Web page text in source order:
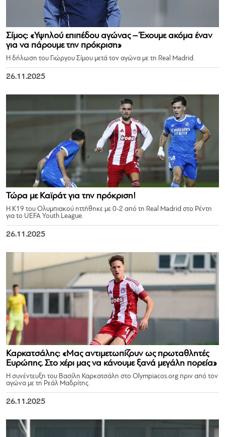
Σίμος: «Υψηλού επιπέδου αγώνας – Έχουμε ακόμα έναν
για να πάρουμε την πρόκριση»
Η δήλωση του Γιώργου Σίμου μετά τον αγώνα με τη Real Madrid.
26.11.2025
Τώρα με Καϊράτ για την πρόκριση!
Η Κ19 του Ολυμπιακού ηττήθηκε με 0-2 από τη Real Madrid στο Ρέντη
για το UEFA Youth League.
26.11.2025
Καρκατσάλης: «Μας αντιμετωπίζουν ως πρωταθλητές
Ευρώπης. Στο χέρι μας να κάνουμε ξανά μεγάλη πορεία»
Η συνέντευξη του Βασίλη Καρκατσάλη στο Olympiacos.org πριν από τον
αγώνα με τη Ρεάλ Μαδρίτης.
26.11.2025